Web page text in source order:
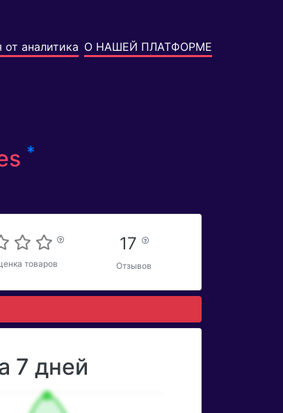
от аналитика О НАШЕЙ ПЛАТФОРМЕ
*
товаров
17
Отзывов
7 дней